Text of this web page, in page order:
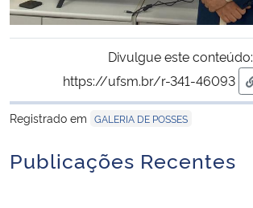
Controladoria-Geral da União
Ministério da Mulher, da Família e dos Direitos Humanos
Divulgue este conteúdo:
https://ufsm.br/r-341-46093
Registrado em GALERIA DE POSSES
Publicações Recentes